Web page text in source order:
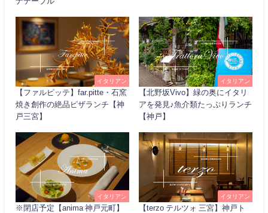
イタリアン
【ファルピッテ】far.pitte・石窯
焼き創作の絶品ピザランチ【神
戸三宮】
イタリアン
【北野坂Vivo】緑の奥にイタリ
アを発見♪魚介類たっぷりランチ
【神戸】
イタリアン
※閉店予定【anima 神戸元町】
イタリアン
【terzo テルツォ 三宮】神戸ト